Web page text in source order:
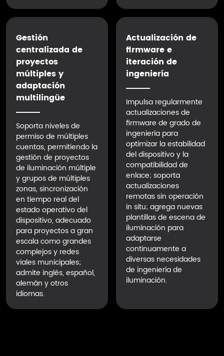
Gestión
centralizada de
proyectos
múltiples y
adaptación
multilingüe
Soporta niveles de
permiso de múltiples
cuentas, permitiendo la
gestión de proyectos
de iluminación múltiple
y grupos de múltiples
zonas, sincronización
en tiempo real del
estado operativo del
dispositivo, adecuado
para proyectos a gran
escala como grandes
complejos y redes
viales municipales;
admite inglés, español,
alemán y otros
idiomas.
Actualización de
firmware e
iteración de
ingeniería
Impulsa regularmente
actualizaciones de
firmware de grado de
ingeniería para
optimizar la estabilidad
del dispositivo y la
compatibilidad de
enlace; soporta
actualizaciones
remotas sin operación
in situ; agrega nuevas
plantillas de escena de
iluminación para
adaptarse
continuamente a
diversas necesidades
de ingeniería de
iluminación.